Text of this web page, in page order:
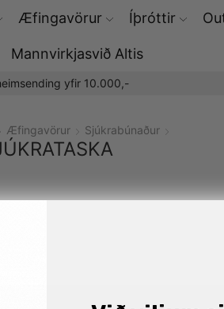
Æfingavörur Íþróttir
Mannvirkjasvið Altis
Þú færð Polar
Æfingavörur Sjúkrabúnaður